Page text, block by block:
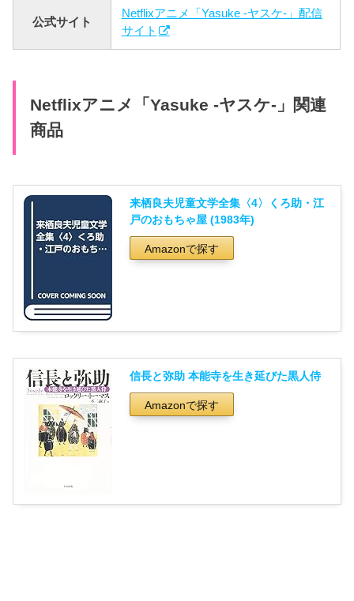
公式サイト
Netflixアニメ「Yasuke -ヤスケ-」配信
サイト
Netflixアニメ「Yasuke -ヤスケ-」関連
商品
来栖良夫児童文学全集〈4〉くろ助・江
戸のおもちゃ屋 (1983年)
Amazonで探す
信長と弥助 本能寺を生き延びた黒人侍
Amazonで探す